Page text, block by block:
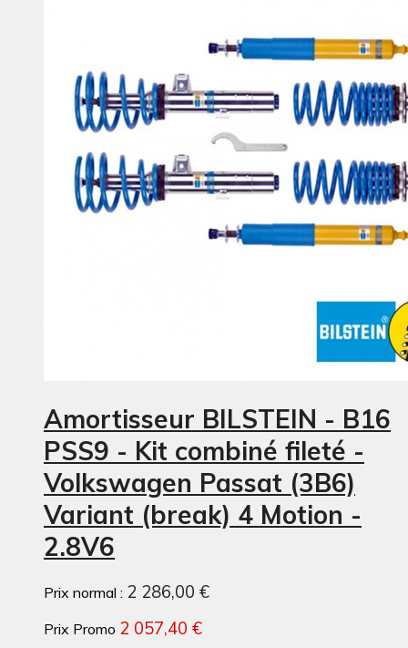
Amortisseur BILSTEIN - B16
PSS9 - Kit combiné fileté -
Volkswagen Passat (3B6)
Variant (break) 4 Motion -
2.8V6
Prix normal : 2 286,00 €
Prix Promo 2 057,40 €